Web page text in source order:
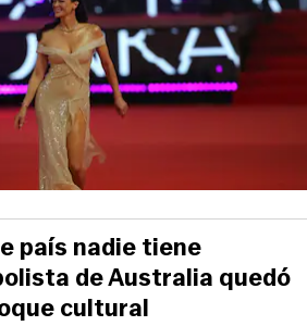
país nadie tiene
de Australia quedó
cultural